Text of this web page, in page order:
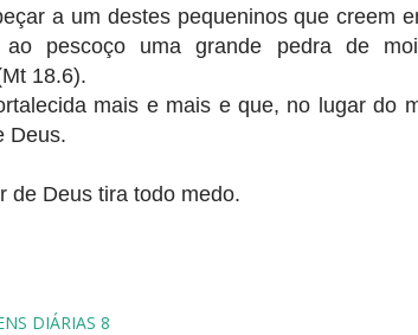
a um destes pequeninos que creem
ao pescoço uma grande pedra de
18.6).
mais e mais e que, no lugar do
Deus.
de Deus tira todo medo.
DIÁRIAS 8